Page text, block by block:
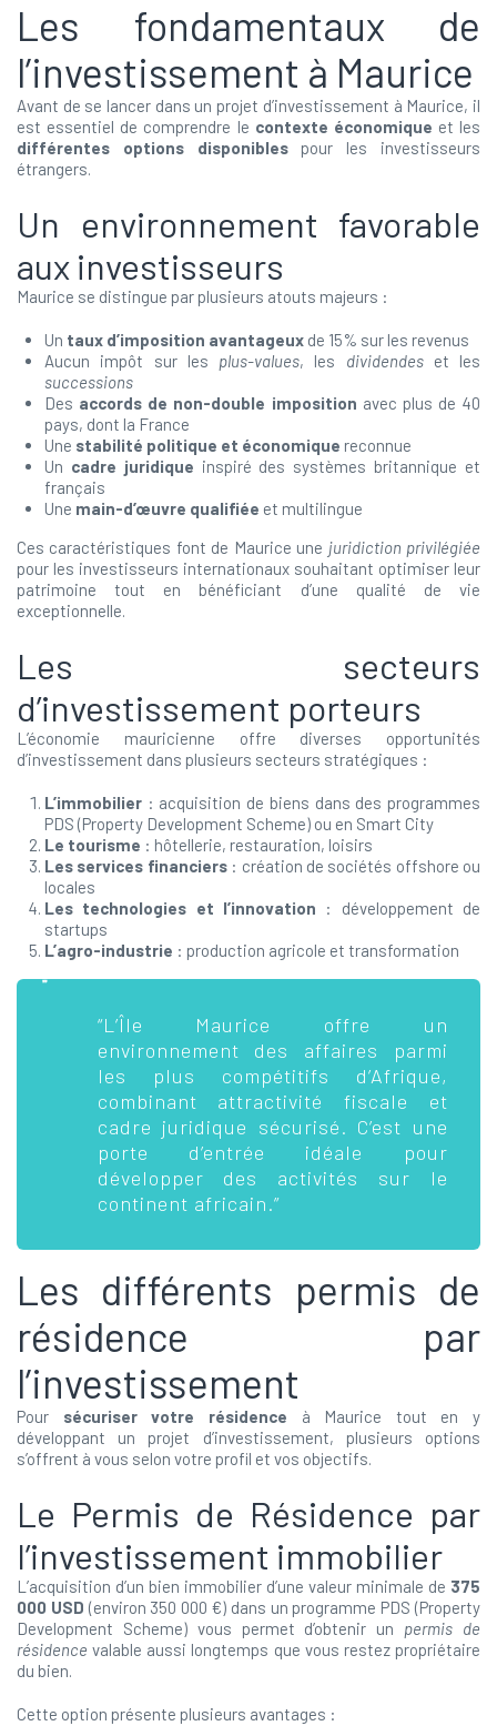
Les fondamentaux de
l’investissement à Maurice
Avant de se lancer dans un projet d’investissement à Maurice, il
est essentiel de comprendre le contexte économique et les
différentes options disponiblespour les investisseurs
étrangers.
Un environnement favorable
aux investisseurs
Maurice se distingue par plusieurs atouts majeurs :
Un taux d’imposition avantageux de 15% sur les revenus
Aucun impôt sur les plus-values, les dividendeset les
successions
Des accords de non-double imposition avec plus de 40
pays, dont la France
Une stabilité politique et économique reconnue
Un cadre juridique inspiré des systèmes britannique et
français
Une main-d’œuvre qualifiée et multilingue
Ces caractéristiques font de Maurice une juridiction privilégiée
pour les investisseurs internationaux souhaitant optimiser leur
patrimoine tout en bénéficiant d’une qualité de vie
exceptionnelle.
Les secteurs
d’investissement porteurs
L’économie mauricienne offre diverses opportunités
d’investissement dans plusieurs secteurs stratégiques :
L’immobilier : acquisition de biens dans des programmes
PDS (Property Development Scheme) ou en Smart City
Le tourisme : hôtellerie, restauration, loisirs
Les services financiers: création de sociétés offshore ou
locales
Les technologies et l’innovation : développement de
startups
L’agro-industrie : production agricole et transformation
“L’Île Maurice offre un
environnement des affaires parmi
les plus compétitifs d’Afrique,
combinant attractivité fiscale et
cadre juridique sécurisé. C’est une
porte d’entrée idéale pour
développer des activités sur le
continent africain.”
Les différents permis de
résidence par
l’investissement
Pour sécuriser votre résidence à Maurice tout en y
développant un projet d’investissement, plusieurs options
s’offrent à vous selon votre profil et vos objectifs.
Le Permis de Résidence par
l’investissement immobilier
L’acquisition d’un bien immobilier d’une valeur minimale de 375
000 USD (environ 350 000 €) dans un programme PDS (Property
Development Scheme) vous permet d’obtenir un permis de
résidence valable aussi longtemps que vous restez propriétaire
du bien.
Cette option présente plusieurs avantages :